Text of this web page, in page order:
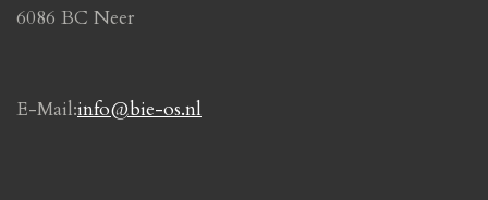
m
6086 BC Neer
E-Mail:info@bie-os.nl